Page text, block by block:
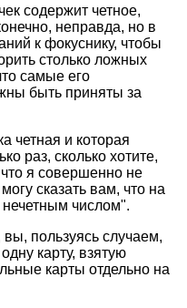
содержит четное,
неправда, но в
к фокуснику, чтобы
столько ложных
самые его
быть приняты за
четная и которая
раз, сколько хотите,
я совершенно не
сказать вам, что на
нечетным числом".
пользуясь случаем,
карту, взятую
карты отдельно на